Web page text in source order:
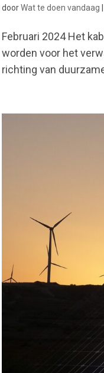
doorWat te doen vandaag
Februari 2024 Het
worden voor het
richting van